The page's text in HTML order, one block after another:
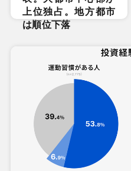
上位独占。地方都市
は順位下落